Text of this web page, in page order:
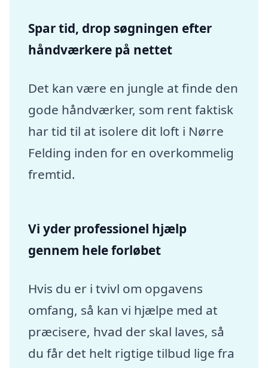
Spar tid, drop søgningen efter
håndværkere på nettet
Det kan være en jungle at finde den
gode håndværker, som rent faktisk
har tid til at isolere dit loft i Nørre
Felding inden for en overkommelig
fremtid.
Vi yder professionel hjælp
gennem hele forløbet
Hvis du er i tvivl om opgavens
omfang, så kan vi hjælpe med at
præcisere, hvad der skal laves, så
du får det helt rigtige tilbud lige fra